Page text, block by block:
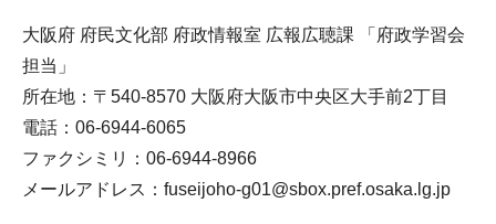
大阪府 府民文化部 府政情報室 広報広聴課 「府政学習会
担当」
所在地：〒540-8570 大阪府大阪市中央区大手前2丁目
電話：06-6944-6065
ファクシミリ：06-6944-8966
メールアドレス：fuseijoho-g01@sbox.pref.osaka.lg.jp